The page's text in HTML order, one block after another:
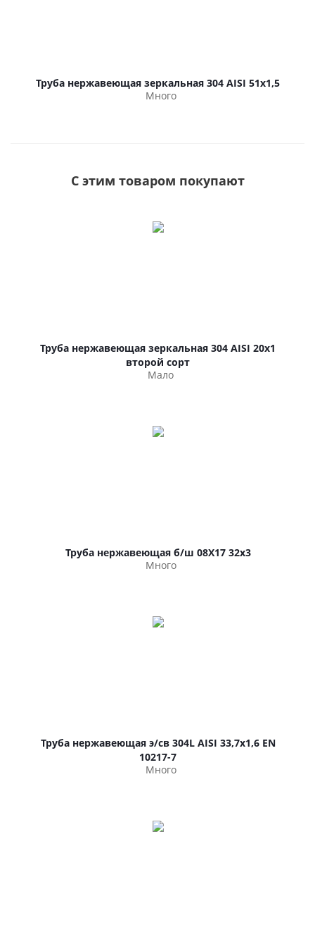
Труба нержавеющая зеркальная 304 AISI 51х1,5
Много
С этим товаром покупают
Труба нержавеющая зеркальная 304 AISI 20х1
второй сорт
Мало
Труба нержавеющая б/ш 08Х17 32х3
Много
Труба нержавеющая э/св 304L AISI 33,7х1,6 EN
10217-7
Много